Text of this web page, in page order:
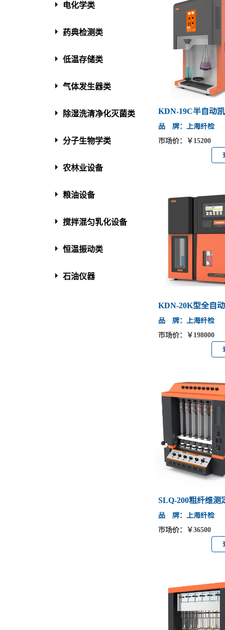
电化学类
药典检测类
低温存储类
气体发生器类
除湿洗清净化灭菌类
分子生物学类
农林业设备
粮油设备
搅拌混匀乳化设备
恒温振动类
石油仪器
KDN-19C半自动
品 牌：上海纤检
市场价：￥15200
KDN-20K型全自
品 牌：上海纤检
市场价：￥198000
SLQ-200粗纤维测
品 牌：上海纤检
市场价：￥36500